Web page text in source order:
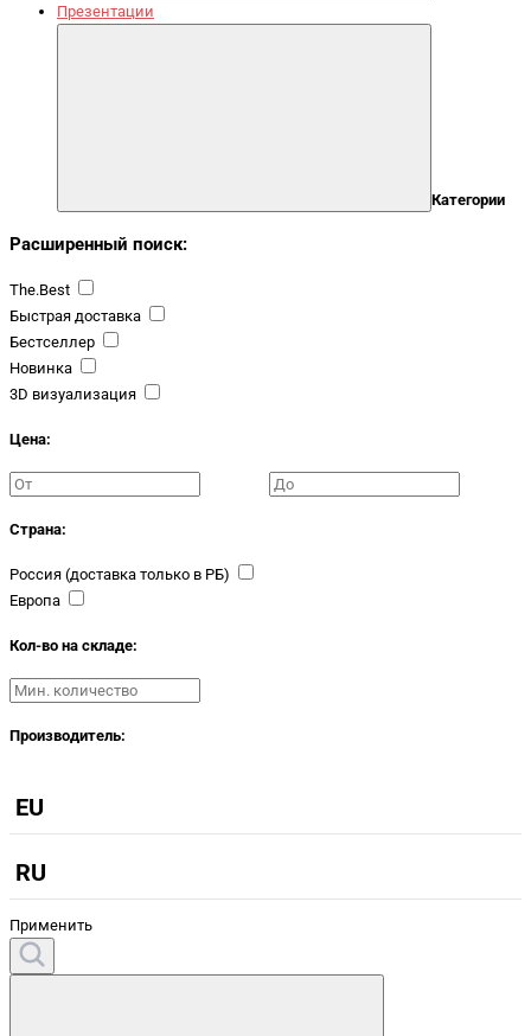
Презентации
Категории
Расширенный поиск:
The.Best
Быстрая доставка
Бестселлер
Новинка
3D визуализация
Цена:
Страна:
Россия (доставка только в РБ)
Европа
Кол-во на складе:
Производитель:
EU
RU
Применить